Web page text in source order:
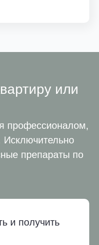
или
профессионалом,
препараты по
и получить